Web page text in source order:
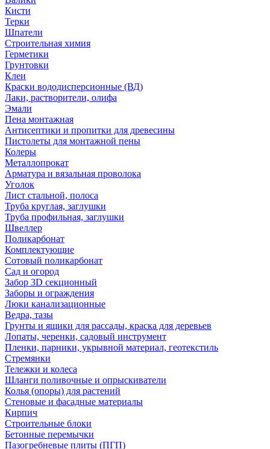
Кисти
Терки
Шпатели
Строительная химия
Герметики
Грунтовки
Клеи
Краски вододисперсионные (ВД)
Лаки, растворители, олифа
Эмали
Пена монтажная
Антисептики и пропитки для древесины
Пистолеты для монтажной пены
Колеры
Металлопрокат
Арматура и вязальная проволока
Уголок
Лист стальной, полоса
Труба круглая, заглушки
Труба профильная, заглушки
Швеллер
Поликарбонат
Комплектующие
Сотовый поликарбонат
Сад и огород
Забор 3D секционный
Заборы и ограждения
Люки канализационные
Ведра, тазы
Грунты и ящики для рассады, краска для деревьев
Лопаты, черенки, садовый инструмент
Пленки, парники, укрывной материал, геотекстиль
Стремянки
Тележки и колеса
Шланги поливочные и опрыскиватели
Колья (опоры) для растений
Стеновые и фасадные материалы
Кирпич
Строительные блоки
Бетонные перемычки
Пазогребневые плиты (ПГП)